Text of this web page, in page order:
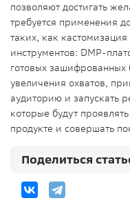
позволяют достигать
требуется применения
таких, как
инструментов: DMP-
готовых зашифрованных
увеличения охватов,
аудиторию и запускать
которые будут
продукте и совершать
Поделиться